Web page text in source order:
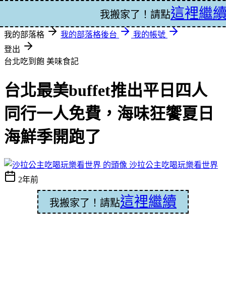
我的部落格 我的部落格後台
我的帳號
登出
台北吃到飽 美味食記
台北最美buffet推出平日四人
同行一人免費，海味狂饗夏日
海鮮季開跑了
沙拉公主吃喝玩樂看世界
2年前
我搬家了！請點這裡繼續
我搬家了！請點這裡繼